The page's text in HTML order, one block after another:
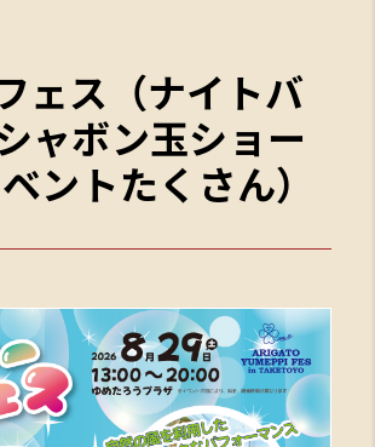
ェス（ナイトバ
ャボン玉ショー
ントたくさん）